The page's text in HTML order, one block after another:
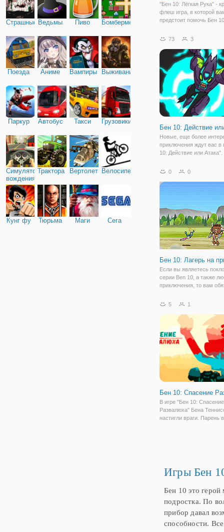
Страшные Ведьмы Пиво Бомбермен
Поезда Аниме Вампиры Выживание
Паркур Автобус Такси Грузовики
Симулятор
вождения
Трактора ВертолетыВелосипед
Кунг фу Тюрьма Маги Сега
"Бен 10: Лёгкая Рука" -
флеш игра, в которой
предстоит помочь Бен 10
На этот раз, ради такой
ведь только его
помочь
73 3
Бен 10: Действие
Новые, еще более
приключения ждут вас в
10: Действие или
одного из иноземных
перевоплощаться. По
0 0
Бен 10: Лагерь на
Если вы являетесь
серии Ben 10, а также
приключения, то вам
Camp. Давайте
борьбой, чтобы
5 1
Бен 10: Спасение
В игре "Бен 10: Спасение
Развалюха" Бена
настигли враги. Парень
Игры Бен
Бен 10 это
подростка. По
прибор давал
способности.